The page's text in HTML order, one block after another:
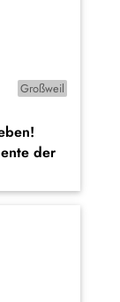
Großweil
der